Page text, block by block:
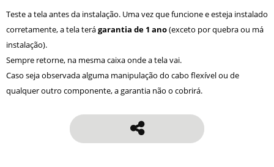
Teste a tela antes da instalação. Uma vez que funcione e esteja instalado
corretamente, a tela terágarantia de 1 ano(exceto por quebra ou má
instalação).
Sempre retorne, na mesma caixa onde a tela vai.
Caso seja observada alguma manipulação do cabo flexível ou de
qualquer outro componente, a garantia não o cobrirá.